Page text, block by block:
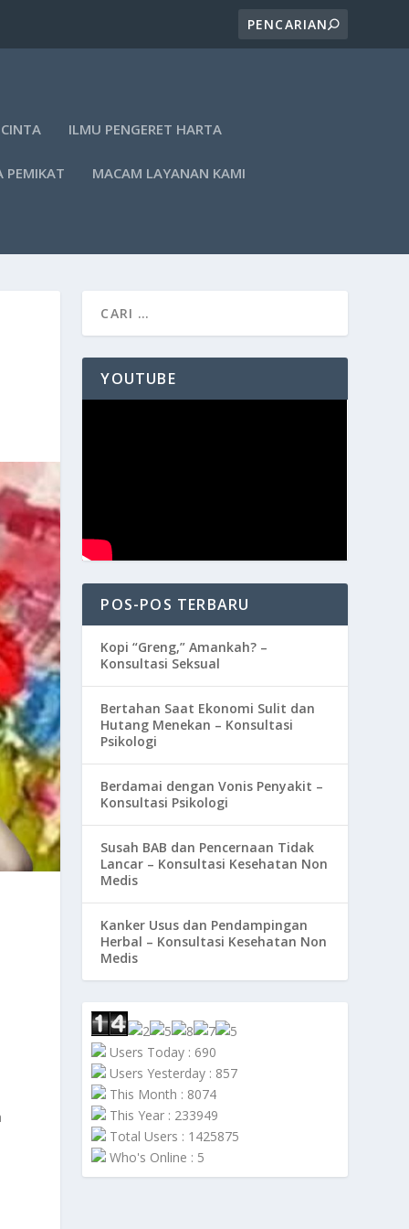
ILMU PENGERET HARTA
PEMIKAT MACAM LAYANAN KAMI
YOUTUBE
POS-POS TERBARU
Kopi “Greng,” Amankah? –
Konsultasi Seksual
Bertahan Saat Ekonomi Sulit dan
Hutang Menekan – Konsultasi
Psikologi
Berdamai dengan Vonis Penyakit –
Konsultasi Psikologi
Susah BAB dan Pencernaan Tidak
Lancar – Konsultasi Kesehatan Non
Medis
Kanker Usus dan Pendampingan
Herbal – Konsultasi Kesehatan Non
Medis
Users Today : 690
Users Yesterday : 857
This Month : 8074
This Year : 233949
Total Users : 1425875
Who's Online : 5